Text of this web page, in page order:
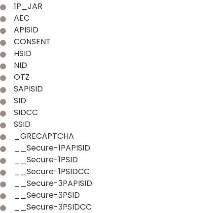
1P_JAR
AEC
APISID
CONSENT
HSID
NID
OTZ
SAPISID
SID
SIDCC
SSID
_GRECAPTCHA
__Secure-1PAPISID
__Secure-1PSID
__Secure-1PSIDCC
__Secure-3PAPISID
__Secure-3PSID
__Secure-3PSIDCC